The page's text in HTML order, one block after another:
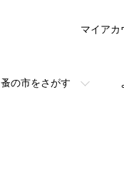
蚤の市をさがす
マイアカ